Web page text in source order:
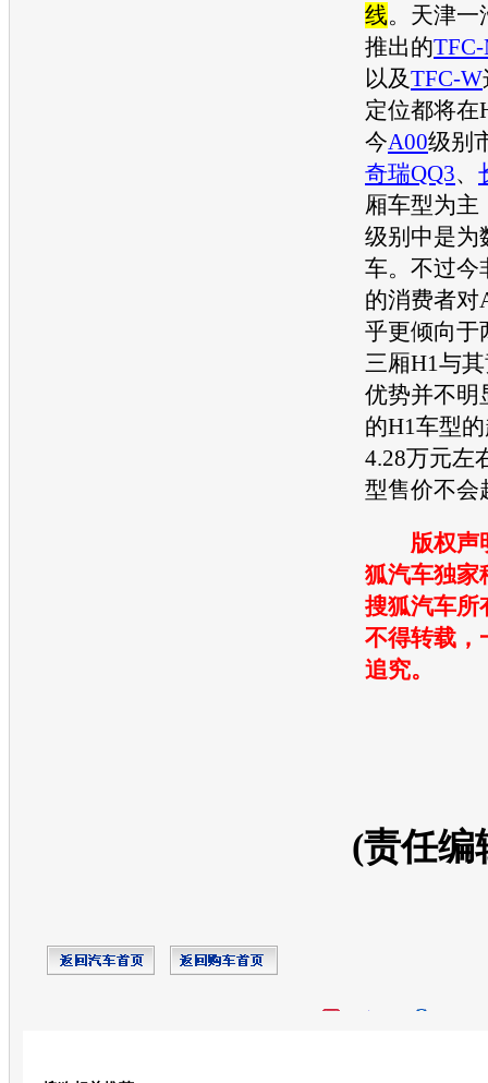
线。 天津一
推出的
以及TFC-W
定位都将在
今A00级别
奇瑞QQ3、
厢车型为主
级别中是为
车。不过今
的消费者对
乎更倾向于
三厢H1与
优势并不明
的H1车型
4.28万元左
型售价不会
版权声
狐汽车独家
搜狐汽车所
不得转载，
追究。
(责任编